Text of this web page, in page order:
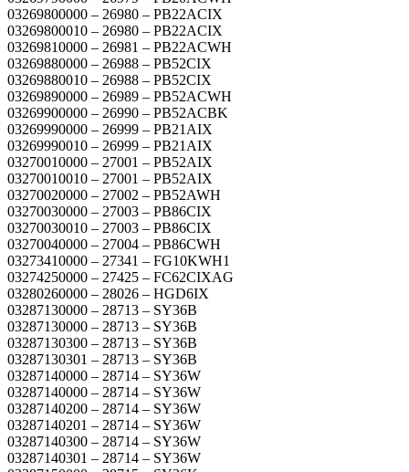
03269800000 – 26980 – PB22ACIX
03269800010 – 26980 – PB22ACIX
03269810000 – 26981 – PB22ACWH
03269880000 – 26988 – PB52CIX
03269880010 – 26988 – PB52CIX
03269890000 – 26989 – PB52ACWH
03269900000 – 26990 – PB52ACBK
03269990000 – 26999 – PB21AIX
03269990010 – 26999 – PB21AIX
03270010000 – 27001 – PB52AIX
03270010010 – 27001 – PB52AIX
03270020000 – 27002 – PB52AWH
03270030000 – 27003 – PB86CIX
03270030010 – 27003 – PB86CIX
03270040000 – 27004 – PB86CWH
03273410000 – 27341 – FG10KWH1
03274250000 – 27425 – FC62CIXAG
03280260000 – 28026 – HGD6IX
03287130000 – 28713 – SY36B
03287130000 – 28713 – SY36B
03287130300 – 28713 – SY36B
03287130301 – 28713 – SY36B
03287140000 – 28714 – SY36W
03287140000 – 28714 – SY36W
03287140200 – 28714 – SY36W
03287140201 – 28714 – SY36W
03287140300 – 28714 – SY36W
03287140301 – 28714 – SY36W